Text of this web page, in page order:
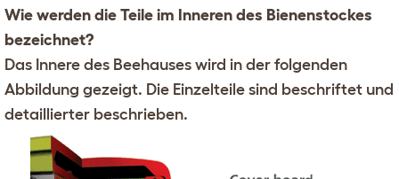
Wie werden die Teile im Inneren des Bienenstockes
bezeichnet?
Das Innere des Beehauses wird in der folgenden
Abbildung gezeigt. Die Einzelteile sind beschriftet und
detaillierter beschrieben.